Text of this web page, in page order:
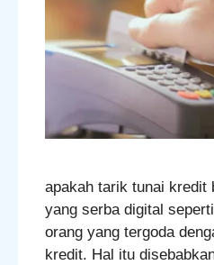
apakah tarik tunai kredit
yang serba digital
orang yang tergoda
kredit. Hal itu